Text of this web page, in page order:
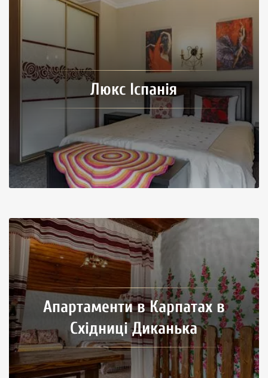
Люкс Іспанія
Апартаменти в Карпатах в
Східниці Диканька